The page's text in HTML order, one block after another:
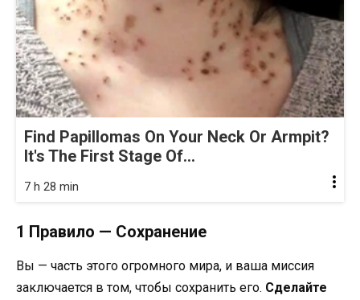
Find Papillomas On Your Neck Or Armpit?
It's The First Stage Of...
7 h 28 min
1 Правило — Сохранение
Вы — часть этого огромного мира, и ваша миссия
заключается в том, чтобы сохранить его. Сделайте